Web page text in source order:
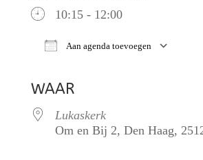
10:15 - 12:00
Aan agenda toevoegen
WAAR
Lukaskerk
Om en Bij 2, Den Haag,